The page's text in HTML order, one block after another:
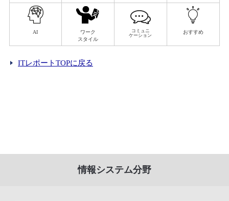
AI
ワーク
スタイル
コミュニ
ケーション
おすすめ
ITレポートTOPに戻る
情報システム分野